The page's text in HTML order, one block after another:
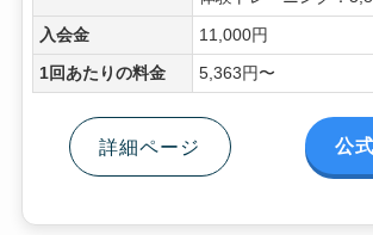
入会金 11,000円
1回あたりの料金 5,363円〜
詳細ページ 公